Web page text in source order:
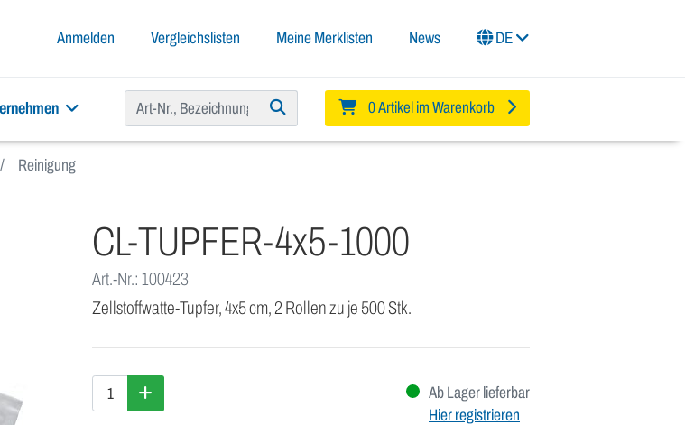
Anmelden Vergleichslisten Meine Merklisten News DE
0 Artikel im Warenkorb
Reinigung
CL-TUPFER-4x5-1000
Art.-Nr.: 100423
Zellstoffwatte-Tupfer, 4x5 cm, 2 Rollen zu je 500 Stk.
Ab Lager lieferbar
Hier registrieren